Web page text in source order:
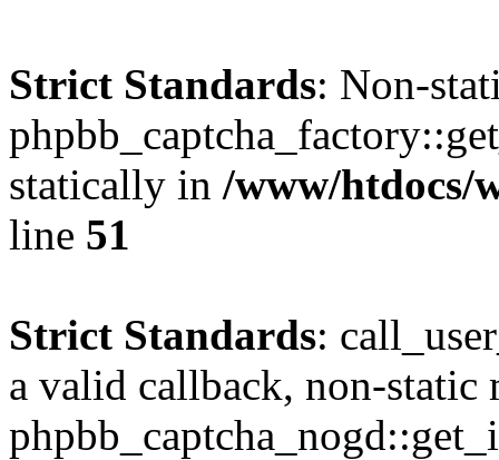
Strict Standards: Non-
statically in /www/htdocs/
line 51
Strict Standards:
a valid callback, non-static